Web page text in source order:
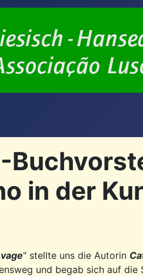
in der
" stellte uns die Autorin
und begab sich auf die